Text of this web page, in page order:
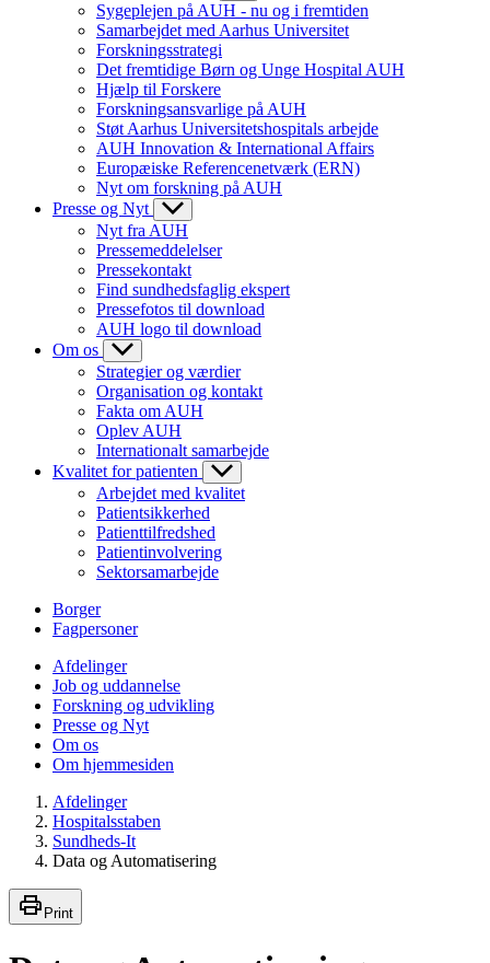
Sygeplejen på AUH - nu og i fremtiden
Samarbejdet med Aarhus Universitet
Forskningsstrategi
Det fremtidige Børn og Unge Hospital AUH
Hjælp til Forskere
Forskningsansvarlige på AUH
Støt Aarhus Universitetshospitals arbejde
AUH Innovation & International Affairs
Europæiske Referencenetværk (ERN)
Nyt om forskning på AUH
Presse og Nyt
Nyt fra AUH
Pressemeddelelser
Pressekontakt
Find sundhedsfaglig ekspert
Pressefotos til download
AUH logo til download
Om os
Strategier og værdier
Organisation og kontakt
Fakta om AUH
Oplev AUH
Internationalt samarbejde
Kvalitet for patienten
Arbejdet med kvalitet
Patientsikkerhed
Patienttilfredshed
Patientinvolvering
Sektorsamarbejde
Borger
Fagpersoner
Afdelinger
Job og uddannelse
Forskning og udvikling
Presse og Nyt
Om os
Om hjemmesiden
Afdelinger
Hospitalsstaben
Sundheds-It
Data og Automatisering
Print